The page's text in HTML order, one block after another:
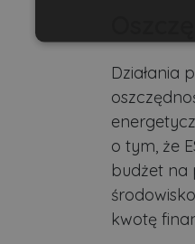
Działania
o tym, że
budżet na
kwotę
Niezbędne
Niezbędne pliki cookie
zarządzanie kontem.